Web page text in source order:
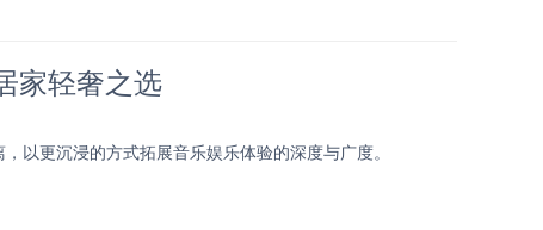
家轻奢之选
以更沉浸的方式拓展音乐娱乐体验的深度与广度。